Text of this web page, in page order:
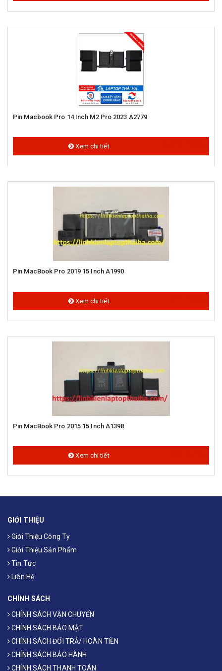
Pin Macbook Pro 14 Inch M2 Pro 2023 A2779
Xem chi tiết
Pin MacBook Pro 2019 15 Inch A1990
Xem chi tiết
Pin MacBook Pro 2015 15 Inch A1398
Xem chi tiết
GIỚI THIỆU
Giới Thiệu Công Ty
Giới Thiệu Sản Phẩm
Tin Tức
Liên Hệ
CHÍNH SÁCH
CHÍNH SÁCH VẬN CHUYỂN
CHÍNH SÁCH BẢO MẬT
CHÍNH SÁCH ĐỔI TRẢ/ HOÀN TIỀN
CHÍNH SÁCH BẢO HÀNH
CHÍNH SÁCH THANH TOÁN